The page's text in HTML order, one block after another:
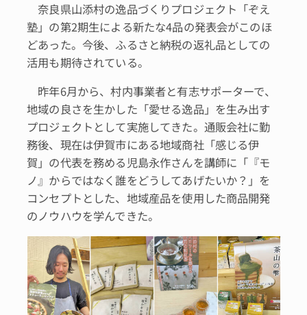
奈良県山添村の逸品づくりプロジェクト「ぞえ
塾」の第2期生による新たな4品の発表会がこのほ
どあった。今後、ふるさと納税の返礼品としての
活用も期待されている。
昨年6月から、村内事業者と有志サポーターで、
地域の良さを生かした「愛せる逸品」を生み出す
プロジェクトとして実施してきた。通販会社に勤
務後、現在は伊賀市にある地域商社「感じる伊
賀」の代表を務める児島永作さんを講師に「『モ
ノ』からではなく誰をどうしてあげたいか？」を
コンセプトとした、地域産品を使用した商品開発
のノウハウを学んできた。